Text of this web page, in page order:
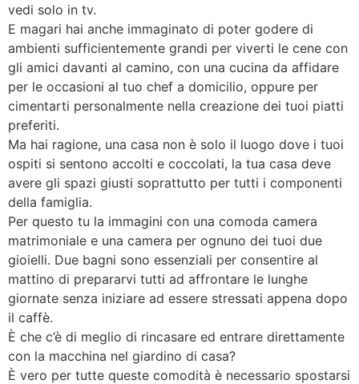
vedi solo in tv.
E magari hai anche immaginato di poter godere di
ambienti sufficientemente grandi per viverti le cene con
gli amici davanti al camino, con una cucina da affidare
per le occasioni al tuo chef a domicilio, oppure per
cimentarti personalmente nella creazione dei tuoi piatti
preferiti.
Ma hai ragione, una casa non è solo il luogo dove i tuoi
ospiti si sentono accolti e coccolati, la tua casa deve
avere gli spazi giusti soprattutto per tutti i componenti
della famiglia.
Per questo tu la immagini con una comoda camera
matrimoniale e una camera per ognuno dei tuoi due
gioielli. Due bagni sono essenziali per consentire al
mattino di prepararvi tutti ad affrontare le lunghe
giornate senza iniziare ad essere stressati appena dopo
il caffè.
È che c’è di meglio di rincasare ed entrare direttamente
con la macchina nel giardino di casa?
È vero per tutte queste comodità è necessario spostarsi